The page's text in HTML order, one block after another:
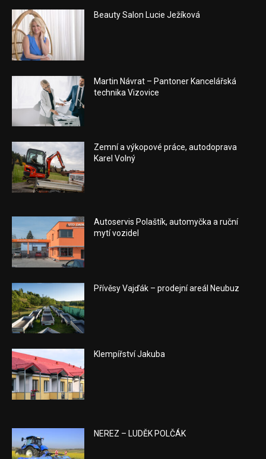
Beauty Salon Lucie Ježíková
Martin Návrat – Pantoner Kancelářská
technika Vizovice
Zemní a výkopové práce, autodoprava
Karel Volný
Autoservis Polaštík, automyčka a ruční
mytí vozidel
Přívěsy Vajďák – prodejní areál Neubuz
Klempířství Jakuba
NEREZ – LUDĚK POLČÁK